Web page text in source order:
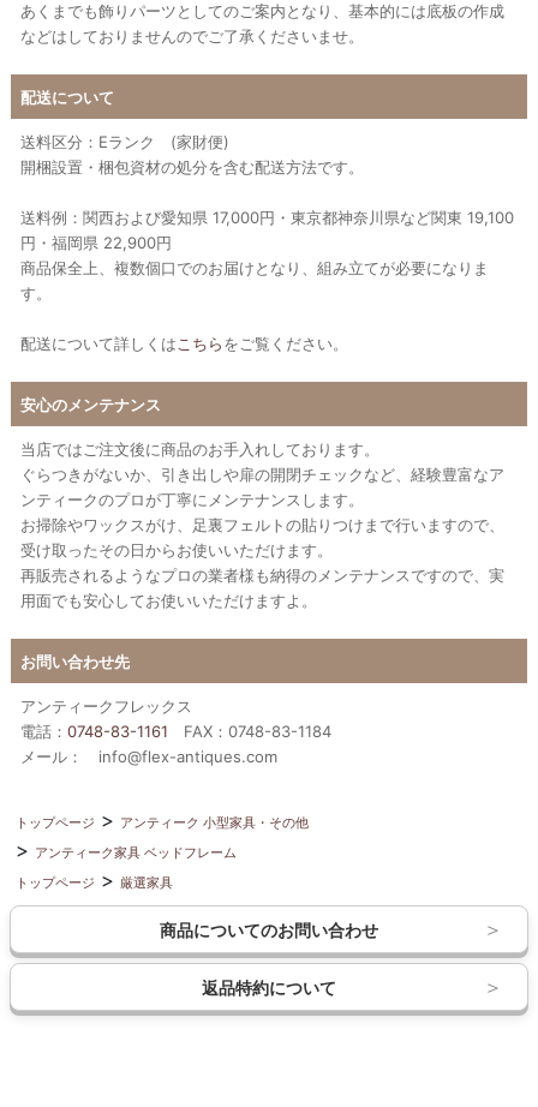
あくまでも飾りパーツとしてのご案内となり、基本的には底板の作成
などはしておりませんのでご了承くださいませ。
配送について
送料区分：Eランク (家財便)
開梱設置・梱包資材の処分を含む配送方法です。
送料例：関西および愛知県 17,000円・東京都神奈川県など関東 19,100
円・福岡県 22,900円
商品保全上、複数個口でのお届けとなり、組み立てが必要になりま
す。
配送について詳しくは こちらをご覧ください。
安心のメンテナンス
当店ではご注文後に商品のお手入れしております。
ぐらつきがないか、引き出しや扉の開閉チェックなど、経験豊富なア
ンティークのプロが丁寧にメンテナンスします。
お掃除やワックスがけ、足裏フェルトの貼りつけまで行いますので、
受け取ったその日からお使いいただけます。
再販売されるようなプロの業者様も納得のメンテナンスですので、実
用面でも安心してお使いいただけますよ。
お問い合わせ先
アンティークフレックス
電話： 0748-83-1161 FAX：0748-83-1184
メール： info@flex-antiques.com
トップページ
アンティーク 小型家具・その他
アンティーク家具 ベッドフレーム
トップページ
厳選家具
商品についてのお問い合わせ
返品特約について